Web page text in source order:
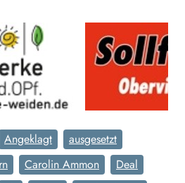
Angeklagt
ausgesetzt
Carolin Ammon
Deal